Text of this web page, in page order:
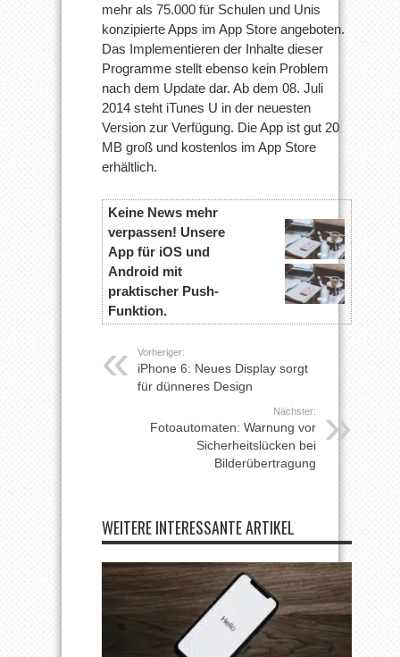
mehr als 75.000 für Schulen und Unis
konzipierte Apps im App Store angeboten.
Das Implementieren der Inhalte dieser
Programme stellt ebenso kein Problem
nach dem Update dar. Ab dem 08. Juli
2014 steht iTunes U in der neuesten
Version zur Verfügung. Die App ist gut 20
MB groß und kostenlos im App Store
erhältlich.
Keine News mehr
verpassen! Unsere
App für iOS und
Android mit
praktischer Push-
Funktion.
Vorheriger:
iPhone 6: Neues Display sorgt
für dünneres Design
Nächster:
Fotoautomaten: Warnung vor
Sicherheitslücken bei
Bilderübertragung
WEITERE INTERESSANTE ARTIKEL